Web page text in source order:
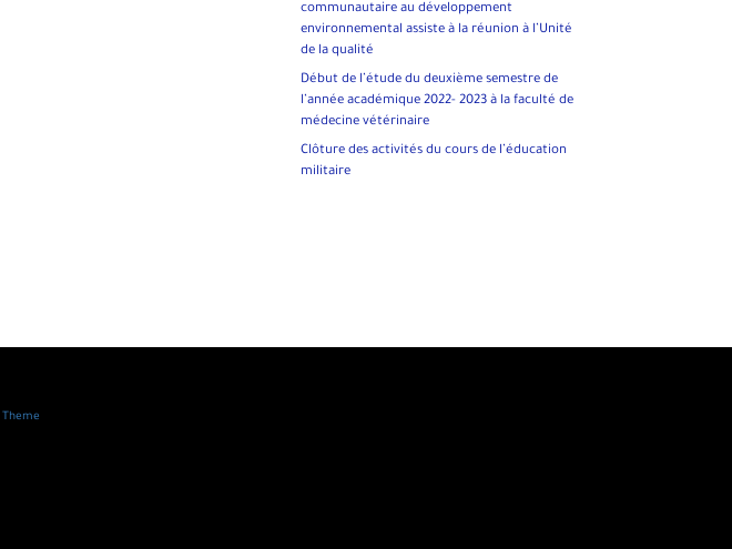
communautaire au développement
environnemental assiste à la réunion à l’Unité
de la qualité
Début de l’étude du deuxième semestre de
l’année académique 2022- 2023 à la faculté de
médecine vétérinaire
Clôture des activités du cours de l’éducation
militaire
Theme